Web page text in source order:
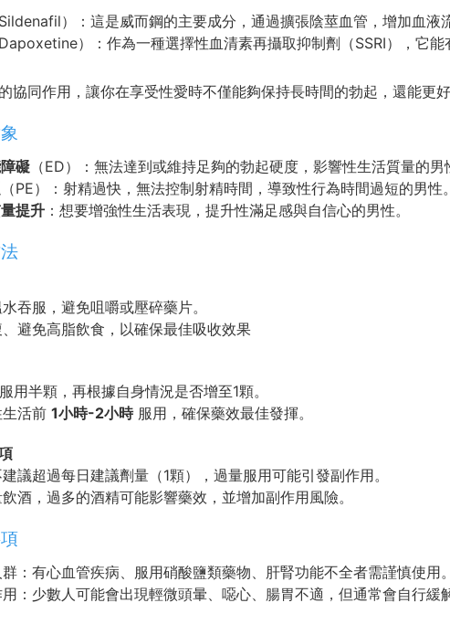
Sildenafil）：這是威而鋼的主要成分，通過擴張陰莖血管，增加血液
）：作為一種選擇性血清素再攝取抑制劑（SSRI），它
協同作用，讓你在享受性愛時不僅能夠保持長時間的勃起，還能更
礙 （ED）：無法達到或維持足夠的勃起硬度，影響性生活質量的男
（PE）：射精過快，無法控制射精時間，導致性行為時間過短的男性。
提升 ：想要增強性生活表現，提升性滿足感與自信心的男性。
吞服，避免咀嚼或壓碎藥片。
避免高脂飲食，以確保最佳吸收效果
用半顆，再根據自身情況是否增至1顆。
活前 1小時-2小時服用，確保藥效最佳發揮。
議超過每日建議劑量（1顆），過量服用可能引發副作用。
酒，過多的酒精可能影響藥效，並增加副作用風險。
：有心血管疾病、服用硝酸鹽類藥物、肝腎功能不全者需謹慎使用。
：少數人可能會出現輕微頭暈、噁心、腸胃不適，但通常會自行緩解